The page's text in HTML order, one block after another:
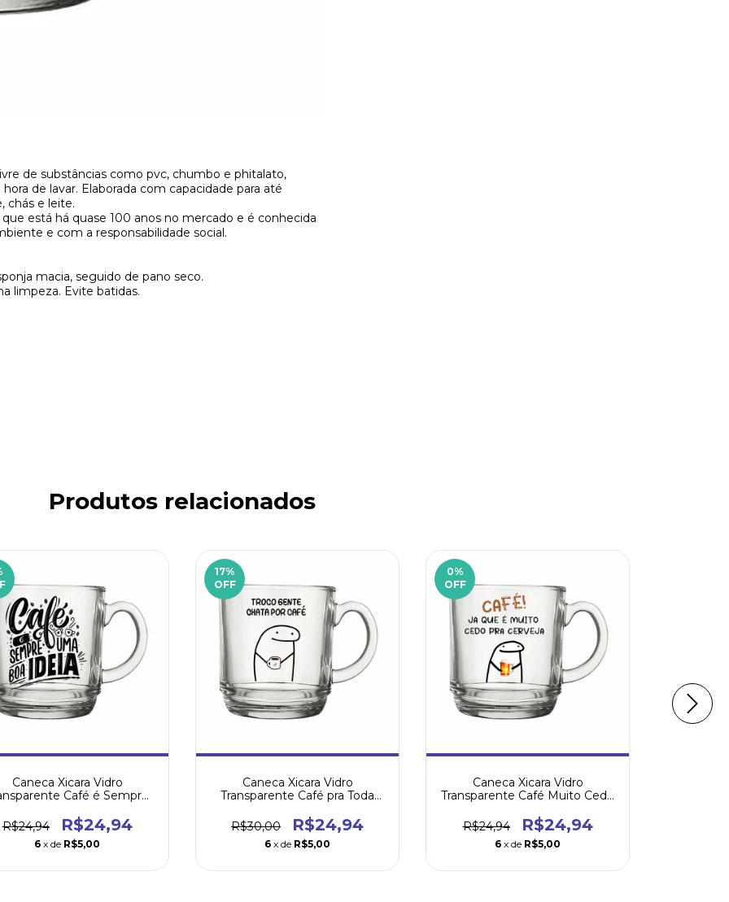
de substâncias como pvc, chumbo e phitalato,
de lavar. Elaborada com capacidade para até
chás e leite.
está há quase 100 anos no mercado e é conhecida
e com a responsabilidade social.
macia, seguido de pano seco.
limpeza. Evite batidas.
Produtos relacionados
Caneca Xicara Vidro
Café é Sempre
R$24,94
R$24,94
6 x de R$5,00
17%
OFF
Caneca Xicara Vidro
Transparente Café pra Toda
R$30,00
R$24,94
6 x de R$5,00
0%
OFF
Caneca Xicara Vidro
Transparente Café Muito Cedo
R$24,94
R$24,94
6 x de R$5,00